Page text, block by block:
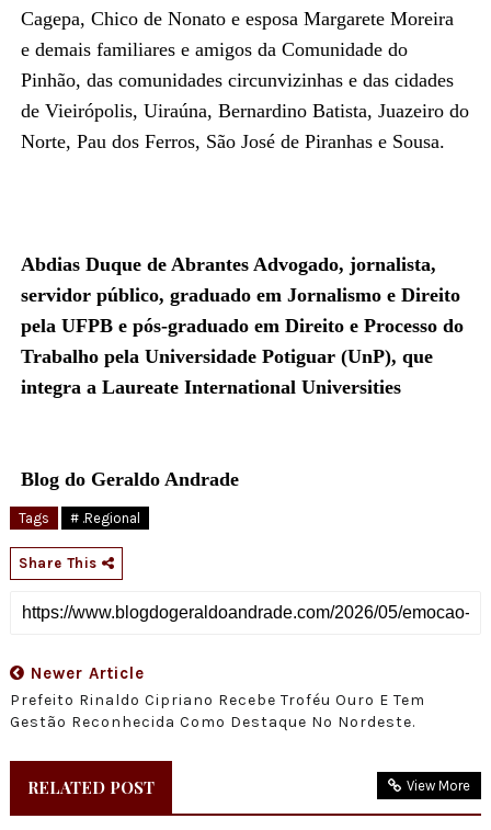
Cagepa, Chico de Nonato e esposa Margarete Moreira
e demais familiares e amigos da Comunidade do
Pinhão, das comunidades circunvizinhas e das cidades
de Vieirópolis, Uiraúna, Bernardino Batista, Juazeiro do
Norte, Pau dos Ferros, São José de Piranhas e Sousa.
Abdias Duque de Abrantes Advogado, jornalista,
servidor público, graduado em Jornalismo e Direito
pela UFPB e pós-graduado em Direito e Processo do
Trabalho pela Universidade Potiguar (UnP), que
integra a Laureate International Universities
Blog do Geraldo Andrade
Tags # .Regional
Share This
Newer Article
Prefeito Rinaldo Cipriano Recebe Troféu Ouro E Tem
Gestão Reconhecida Como Destaque No Nordeste.
RELATED POST View More